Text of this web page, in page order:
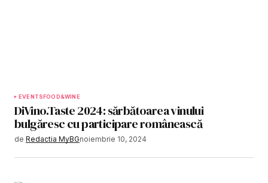
EVENTSFOOD&WINE
DiVino.Taste 2024: sărbătoarea vinului
bulgăresc cu participare românească
de Redactia MyBGnoiembrie 10, 2024